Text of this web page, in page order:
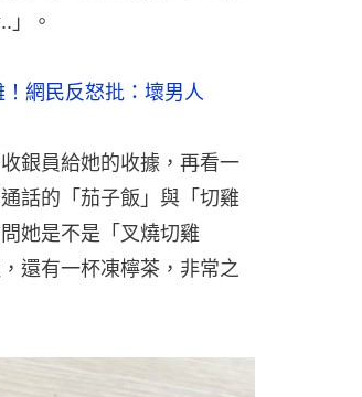
」。
網民反怒批：壞男人
銀員給她的收據，再看一
話的「茄子飯」與「切雞
她是不是「叉燒切雞
還有一杯凍檸茶，非常之